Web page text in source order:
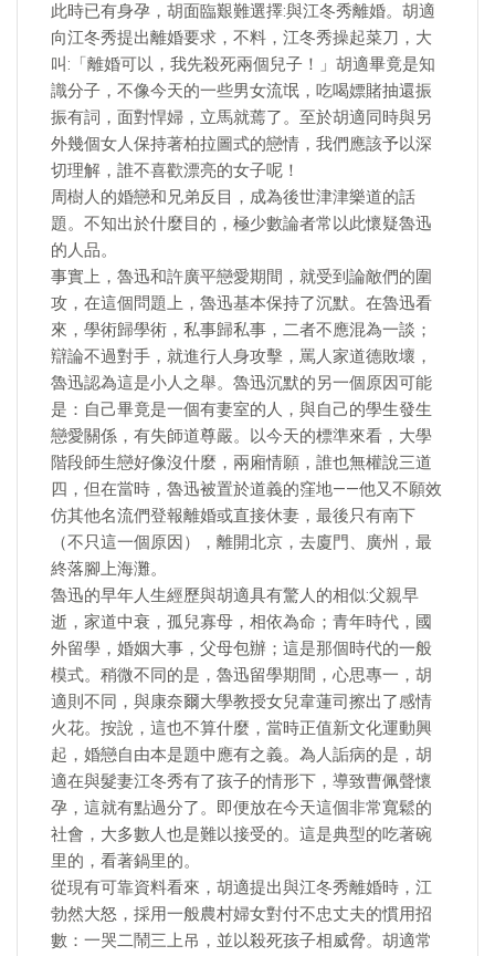
此時已有身孕，胡面臨艱難選擇:與江冬秀離婚。胡適
向江冬秀提出離婚要求，不料，江冬秀操起菜刀，大
叫:「離婚可以，我先殺死兩個兒子！」胡適畢竟是知
識分子，不像今天的一些男女流氓，吃喝嫖賭抽還振
振有詞，面對悍婦，立馬就蔫了。至於胡適同時與另
外幾個女人保持著柏拉圖式的戀情，我們應該予以深
切理解，誰不喜歡漂亮的女子呢！
周樹人的婚戀和兄弟反目，成為後世津津樂道的話
題。不知出於什麼目的，極少數論者常以此懷疑魯迅
的人品。
事實上，魯迅和許廣平戀愛期間，就受到論敵們的圍
攻，在這個問題上，魯迅基本保持了沉默。在魯迅看
來，學術歸學術，私事歸私事，二者不應混為一談；
辯論不過對手，就進行人身攻擊，罵人家道德敗壞，
魯迅認為這是小人之舉。魯迅沉默的另一個原因可能
是：自己畢竟是一個有妻室的人，與自己的學生發生
戀愛關係，有失師道尊嚴。以今天的標準來看，大學
階段師生戀好像沒什麼，兩廂情願，誰也無權說三道
四，但在當時，魯迅被置於道義的窪地——他又不願效
仿其他名流們登報離婚或直接休妻，最後只有南下
（不只這一個原因），離開北京，去廈門、廣州，最
終落腳上海灘。
魯迅的早年人生經歷與胡適具有驚人的相似:父親早
逝，家道中衰，孤兒寡母，相依為命；青年時代，國
外留學，婚姻大事，父母包辦；這是那個時代的一般
模式。稍微不同的是，魯迅留學期間，心思專一，胡
適則不同，與康奈爾大學教授女兒韋蓮司擦出了感情
火花。按說，這也不算什麼，當時正值新文化運動興
起，婚戀自由本是題中應有之義。為人詬病的是，胡
適在與髮妻江冬秀有了孩子的情形下，導致曹佩聲懷
孕，這就有點過分了。即便放在今天這個非常寬鬆的
社會，大多數人也是難以接受的。這是典型的吃著碗
里的，看著鍋里的。
從現有可靠資料看來，胡適提出與江冬秀離婚時，江
勃然大怒，採用一般農村婦女對付不忠丈夫的慣用招
數：一哭二鬧三上吊，並以殺死孩子相威脅。胡適常